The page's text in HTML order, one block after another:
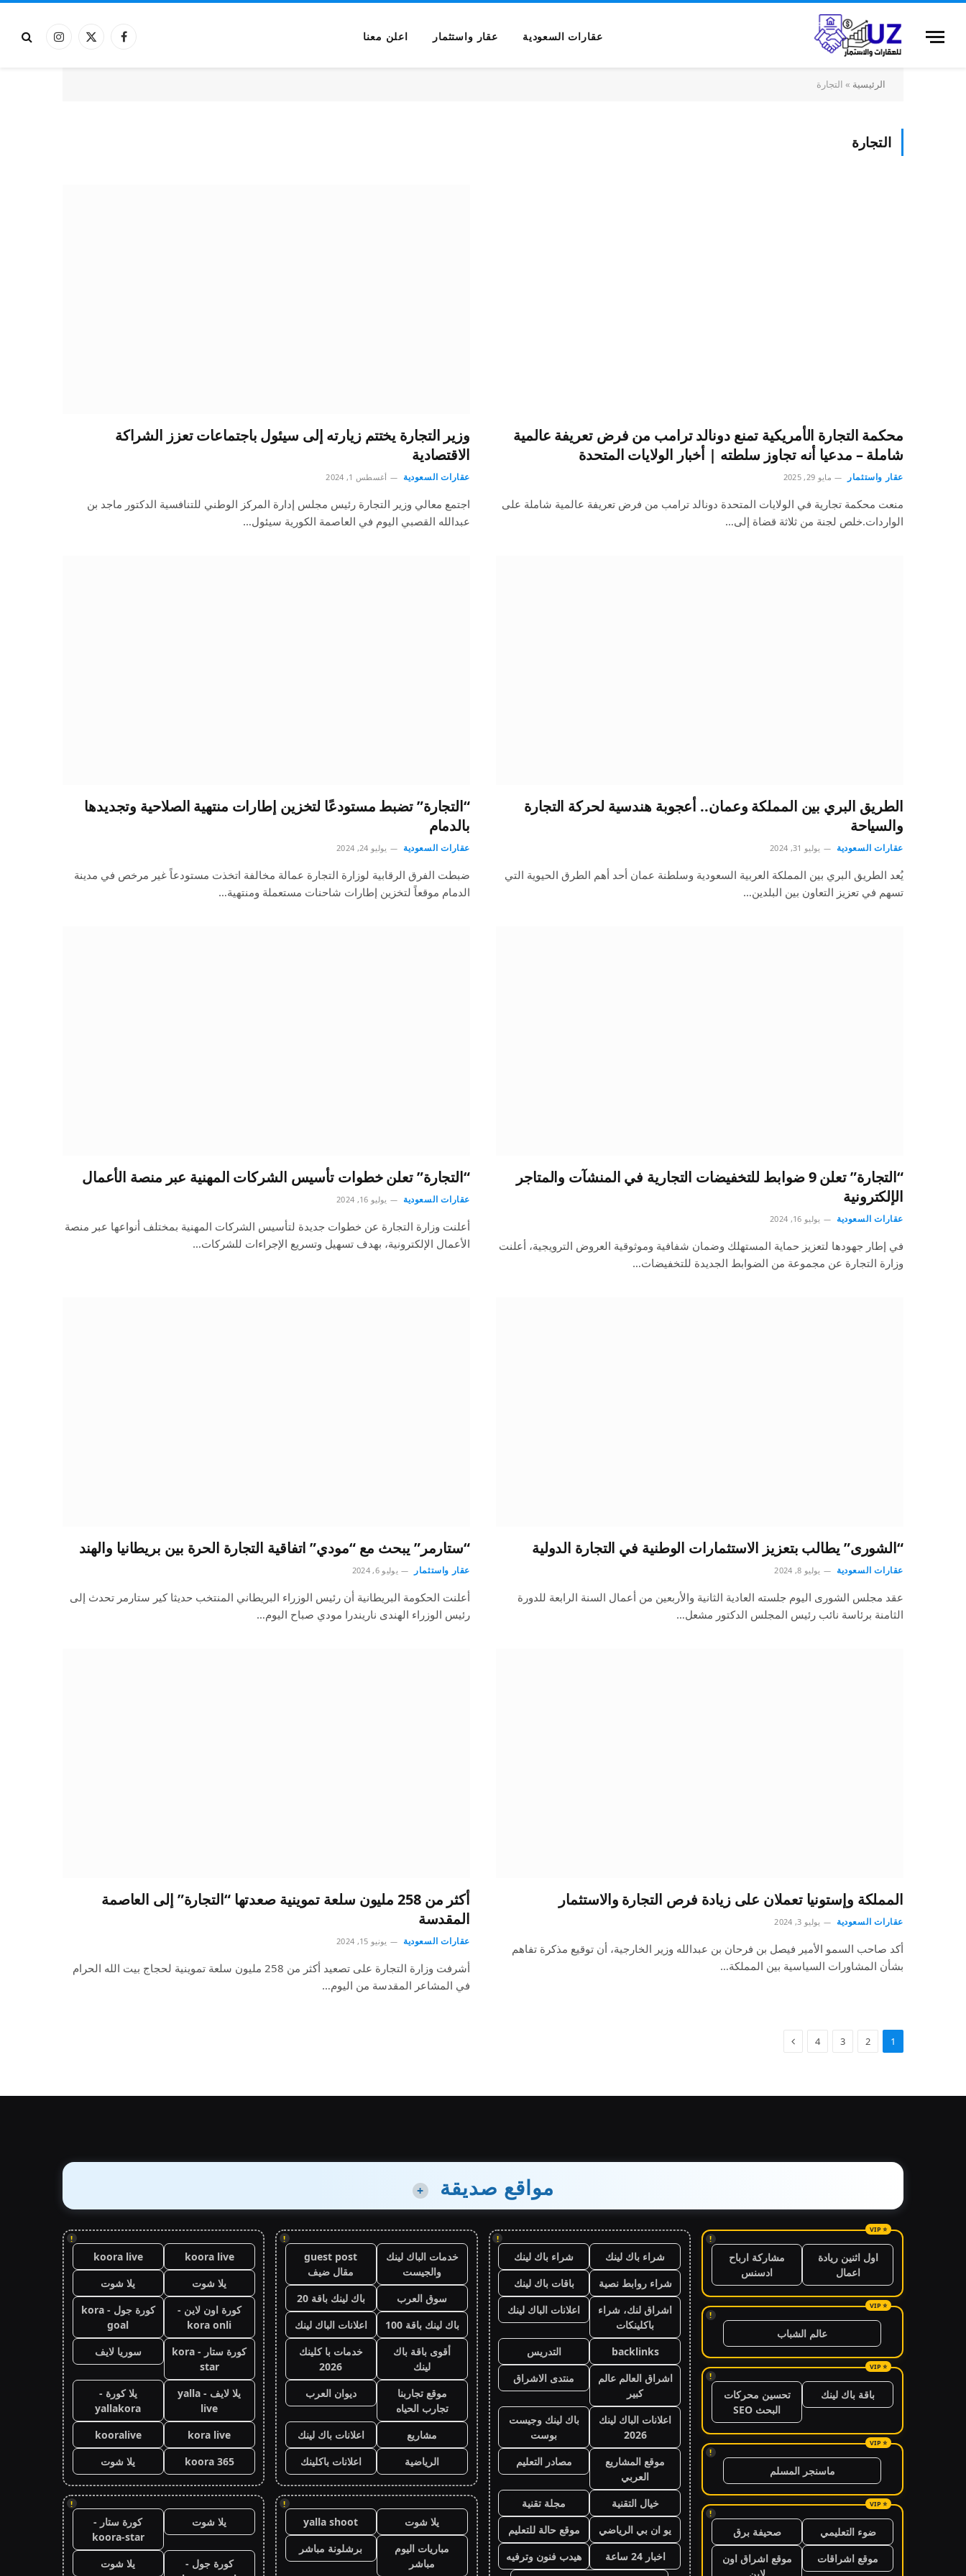
عقارات السعودية عقار واستثمار اعلن معنا فيسبوكX
الانستغرام
الرئيسية » التجارة
التجارة
محكمة التجارة الأمريكية تمنع دونالد ترامب من فرض تعريفة عالمية
شاملة – مدعيا أنه تجاوز سلطته | أخبار الولايات المتحدة
عقار واستثمار مايو 29, 2025
منعت محكمة تجارية في الولايات المتحدة دونالد ترامب من فرض تعريفة عالمية شاملة على
الواردات.خلص لجنة من ثلاثة قضاة إلى…
وزير التجارة يختتم زيارته إلى سيئول باجتماعات تعزز الشراكة
الاقتصادية
عقارات السعودية أغسطس 1, 2024
اجتمع معالي وزير التجارة رئيس مجلس إدارة المركز الوطني للتنافسية الدكتور ماجد بن
عبدالله القصبي اليوم في العاصمة الكورية سيئول…
الطريق البري بين المملكة وعمان.. أعجوبة هندسية لحركة التجارة
والسياحة
عقارات السعودية يوليو 31, 2024
يُعد الطريق البري بين المملكة العربية السعودية وسلطنة عمان أحد أهم الطرق الحيوية التي
تسهم في تعزيز التعاون بين البلدين…
“التجارة” تضبط مستودعًا لتخزين إطارات منتهية الصلاحية وتجديدها
بالدمام
عقارات السعودية يوليو 24, 2024
ضبطت الفرق الرقابية لوزارة التجارة عمالة مخالفة اتخذت مستودعاً غير مرخص في مدينة
الدمام موقعاً لتخزين إطارات شاحنات مستعملة ومنتهية…
“التجارة” تعلن 9 ضوابط للتخفيضات التجارية في المنشآت والمتاجر
الإلكترونية
عقارات السعودية يوليو 16, 2024
في إطار جهودها لتعزيز حماية المستهلك وضمان شفافية وموثوقية العروض الترويجية، أعلنت
وزارة التجارة عن مجموعة من الضوابط الجديدة للتخفيضات…
“التجارة” تعلن خطوات تأسيس الشركات المهنية عبر منصة الأعمال
عقارات السعودية يوليو 16, 2024
أعلنت وزارة التجارة عن خطوات جديدة لتأسيس الشركات المهنية بمختلف أنواعها عبر منصة
الأعمال الإلكترونية، بهدف تسهيل وتسريع الإجراءات للشركات…
“الشورى” يطالب بتعزيز الاستثمارات الوطنية في التجارة الدولية
عقارات السعودية يوليو 8, 2024
عقد مجلس الشورى اليوم جلسته العادية الثانية والأربعين من أعمال السنة الرابعة للدورة
الثامنة برئاسة نائب رئيس المجلس الدكتور مشعل…
“ستارمر” يبحث مع “مودي” اتفاقية التجارة الحرة بين بريطانيا والهند
عقار واستثمار يوليو 6, 2024
أعلنت الحكومة البريطانية أن رئيس الوزراء البريطاني المنتخب حديثا كير ستارمر تحدث إلى
رئيس الوزراء الهندى ناريندرا مودي صباح اليوم…
المملكة وإستونيا تعملان على زيادة فرص التجارة والاستثمار
عقارات السعودية يوليو 3, 2024
أكد صاحب السمو الأمير فيصل بن فرحان بن عبدالله وزير الخارجية، أن توقيع مذكرة تفاهم
بشأن المشاورات السياسية بين المملكة…
أكثر من 258 مليون سلعة تموينية صعدتها “التجارة” إلى العاصمة
المقدسة
عقارات السعودية يونيو 15, 2024
أشرفت وزارة التجارة على تصعيد أكثر من 258 مليون سلعة تموينية لحجاج بيت الله الحرام
في المشاعر المقدسة من اليوم…
1
2
3
4
مواقع صديقة +
!
اول اثنين ريادة
اعمال
مشاركة ارباح
ادسنس
!
عالم الشباب
!
باقة باك لينك
تحسين محركات
البحث SEO
!
ماسنجر المسلم
!
ضوء التعليمي
صحيفة برق
موقع اشراقات
موقع اشراق اون
لاين
!
شراء باك لينك
شراء باك لينك
شراء روابط نصية
باقات باك لينك
اشراق لنك، شراء
باكلينكات
اعلانات الباك لينك
backlinks
التدريس
اشراق العالم عالم
كبير
منتدى الاشراق
اعلانات الباك لينك
2026
باك لينك وجيست
بوست
موقع المشاريع
العربي
مصادر التعليم
خيال التقنية
مجلة تقنية
يو ان بي الرياضي
موقع حالة للتعليم
اخبار 24 ساعة
هيدب فنون وترفيه
!
خدمات الباك لينك
والجيست
guest post
مقال ضيف
سوق العرب
باك لينك باقة 20
باك لينك باقة 100
اعلانات الباك لينك
أقوى باقة باك
لينك
خدمات با كلينك
2026
موقع تجاربنا
تجارب الحياه
ديوان العرب
مشاريع
اعلانات باك لينك
الرياضية
اعلانات باكلينك
!
يلا شوت
yalla shoot
مباريات اليوم
مباشر
برشلونة مباشر
!
koora live
koora live
يلا شوت
يلا شوت
كورة اون لاين -
kora onli
كورة جول - kora
goal
كورة ستار - kora
star
سوريا لايف
يلا لايف - yalla
live
يلا كورة -
yallakora
kora live
kooralive
koora 365
يلا شوت
!
يلا شوت
كورة ستار -
koora-star
كورة جول -
يلا شوت